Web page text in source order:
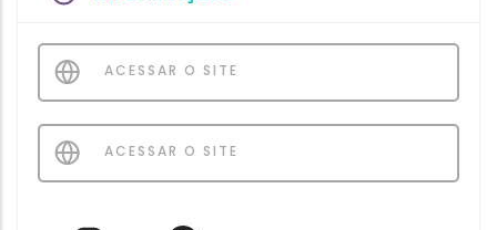
ACESSAR O SITE
ACESSAR O SITE